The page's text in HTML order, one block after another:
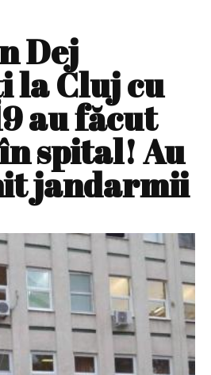
Dej
la Cluj cu
au făcut
spital! Au
jandarmii